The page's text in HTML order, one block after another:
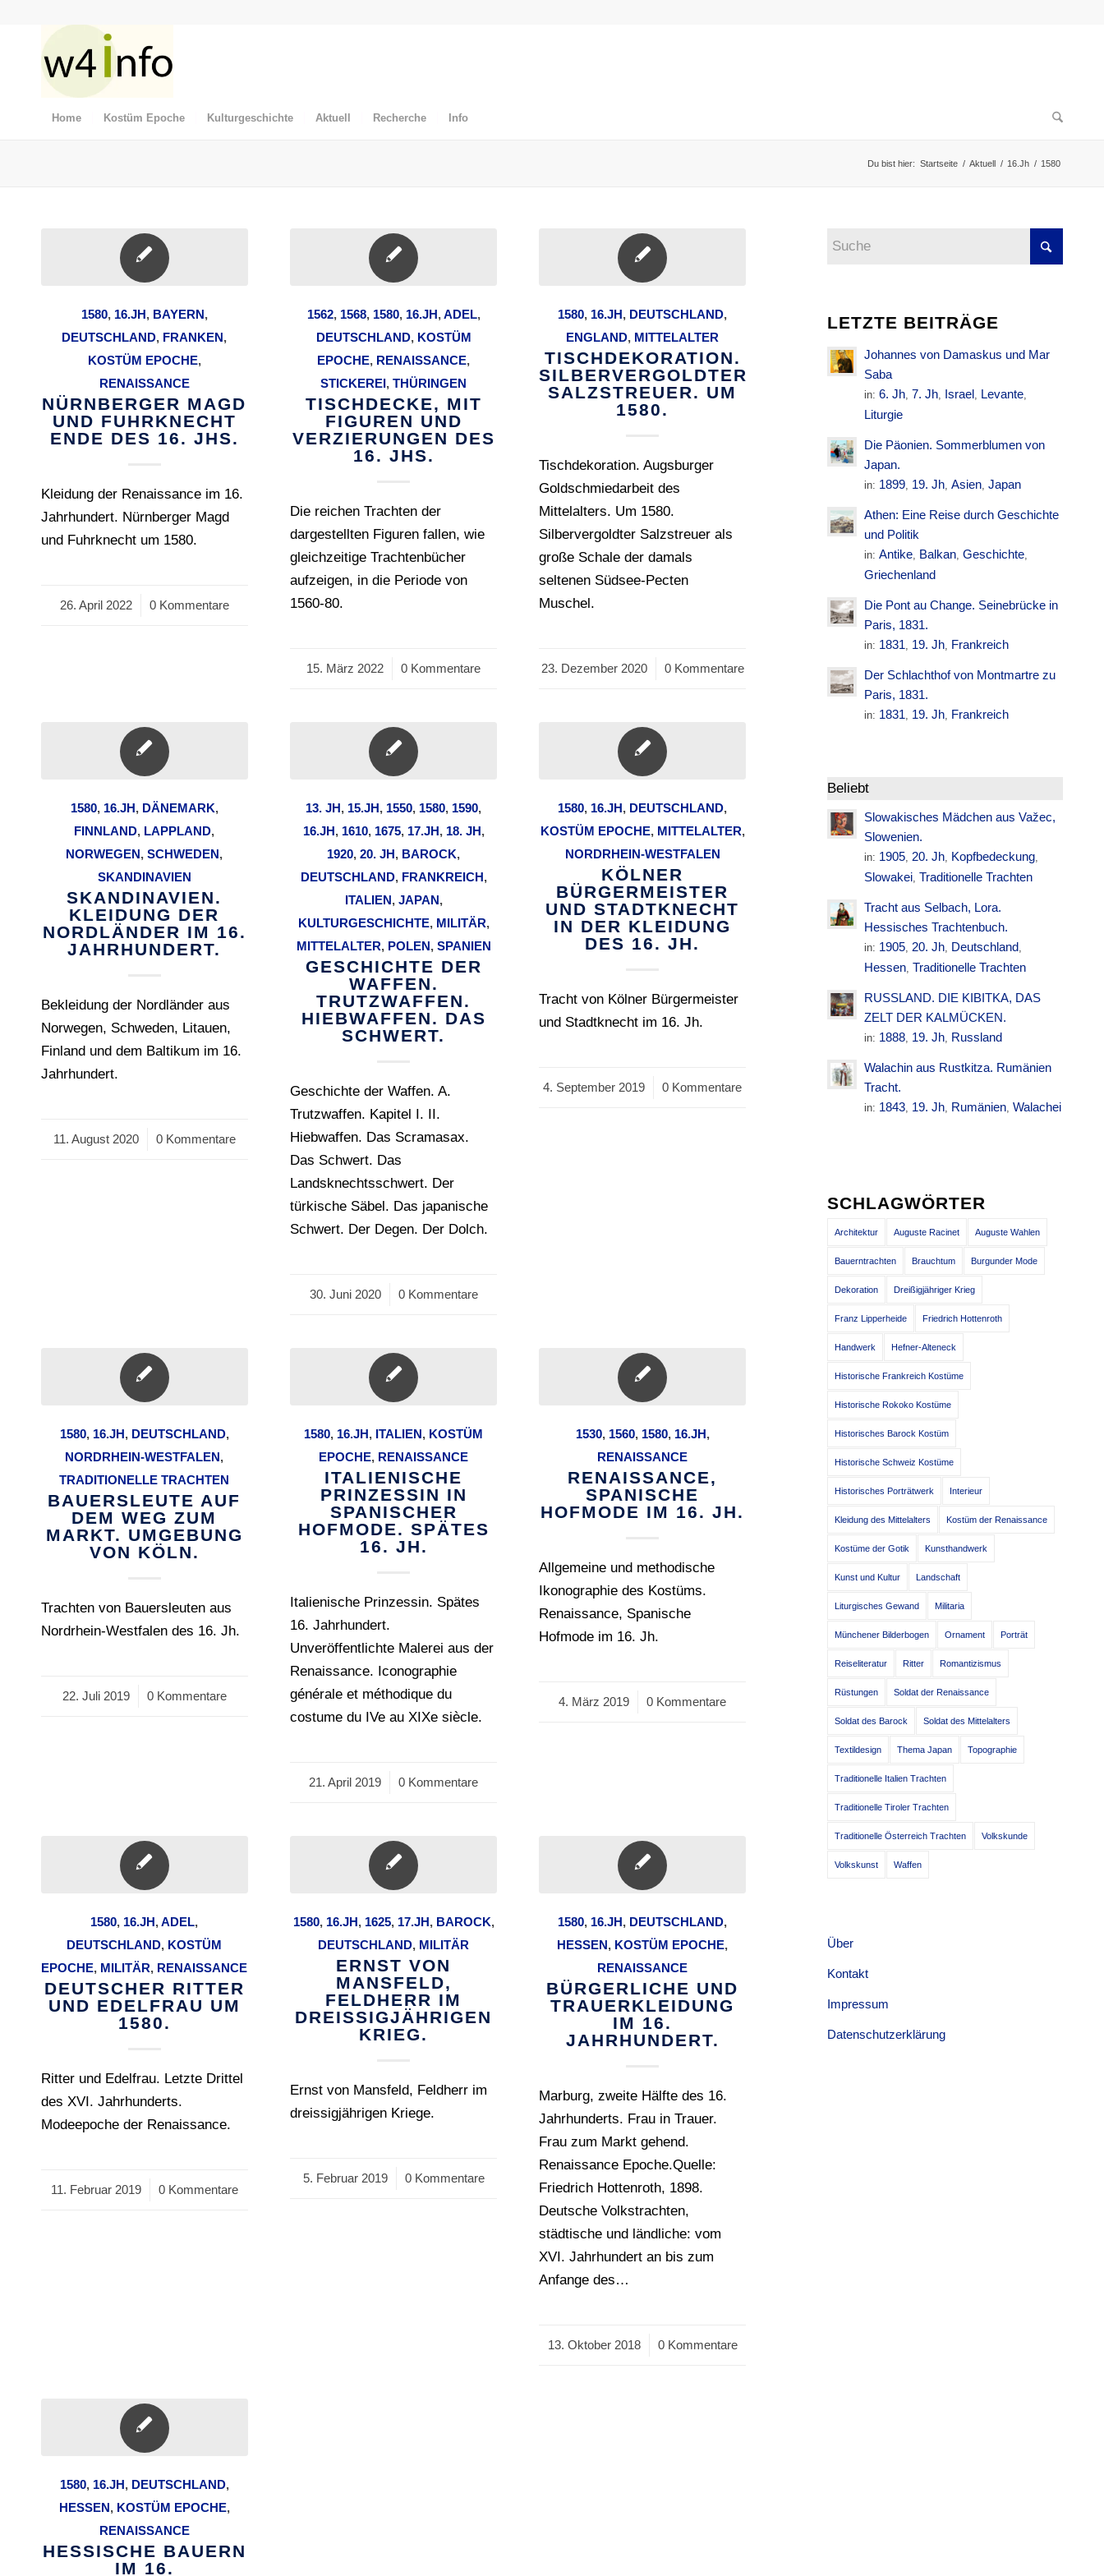
Home Kostüm Epoche Kulturgeschichte Aktuell Recherche Info
Du bist hier: Startseite / Aktuell / 16.Jh / 1580
1580, 16.JH, BAYERN,
DEUTSCHLAND, FRANKEN,
KOSTÜM EPOCHE,
RENAISSANCE
NÜRNBERGER MAGD
UND FUHRKNECHT
ENDE DES 16. JHS.
Kleidung der Renaissance im 16.
Jahrhundert. Nürnberger Magd
und Fuhrknecht um 1580.
26. April 2022
/ 0 Kommentare
1562, 1568, 1580, 16.JH,ADEL,
DEUTSCHLAND, KOSTÜM
EPOCHE, RENAISSANCE,
STICKEREI,THÜRINGEN
TISCHDECKE, MIT
FIGUREN UND
VERZIERUNGEN DES
16. JHS.
Die reichen Trachten der
dargestellten Figuren fallen, wie
gleichzeitige Trachtenbücher
aufzeigen, in die Periode von
1560-80.
15. März 2022
/ 0 Kommentare
1580, 16.JH, DEUTSCHLAND,
ENGLAND, MITTELALTER
TISCHDEKORATION.
SILBERVERGOLDTER
SALZSTREUER. UM
1580.
Tischdekoration. Augsburger
Goldschmiedarbeit des
Mittelalters. Um 1580.
Silbervergoldter Salzstreuer als
große Schale der damals
seltenen Südsee-Pecten
Muschel.
23. Dezember 2020
/ 0 Kommentare
1580, 16.JH, DÄNEMARK,
FINNLAND, LAPPLAND,
NORWEGEN,SCHWEDEN,
SKANDINAVIEN
SKANDINAVIEN.
KLEIDUNG DER
NORDLÄNDER IM 16.
JAHRHUNDERT.
Bekleidung der Nordländer aus
Norwegen, Schweden, Litauen,
Finland und dem Baltikum im 16.
Jahrhundert.
11. August 2020
/ 0 Kommentare
13. JH, 15.JH, 1550, 1580, 1590,
16.JH, 1610, 1675, 17.JH, 18. JH,
1920,20. JH, BAROCK,
DEUTSCHLAND, FRANKREICH,
ITALIEN, JAPAN,
KULTURGESCHICHTE, MILITÄR,
MITTELALTER, POLEN, SPANIEN
GESCHICHTE DER
WAFFEN.
TRUTZWAFFEN.
HIEBWAFFEN. DAS
SCHWERT.
Geschichte der Waffen. A.
Trutzwaffen. Kapitel I. II.
Hiebwaffen. Das Scramasax.
Das Schwert. Das
Landsknechtsschwert. Der
türkische Säbel. Das japanische
Schwert. Der Degen. Der Dolch.
30. Juni 2020
/ 0 Kommentare
1580, 16.JH, DEUTSCHLAND,
KOSTÜM EPOCHE, MITTELALTER,
NORDRHEIN-WESTFALEN
KÖLNER
BÜRGERMEISTER
UND STADTKNECHT
IN DER KLEIDUNG
DES 16. JH.
Tracht von Kölner Bürgermeister
und Stadtknecht im 16. Jh.
4. September 2019
/ 0 Kommentare
1580, 16.JH, DEUTSCHLAND,
NORDRHEIN-WESTFALEN,
TRADITIONELLE TRACHTEN
BAUERSLEUTE AUF
DEM WEG ZUM
MARKT. UMGEBUNG
VON KÖLN.
Trachten von Bauersleuten aus
Nordrhein-Westfalen des 16. Jh.
22. Juli 2019
/ 0 Kommentare
1580, 16.JH, ITALIEN, KOSTÜM
EPOCHE, RENAISSANCE
ITALIENISCHE
PRINZESSIN IN
SPANISCHER
HOFMODE. SPÄTES
16. JH.
Italienische Prinzessin. Spätes
16. Jahrhundert.
Unveröffentlichte Malerei aus der
Renaissance. Iconographie
générale et méthodique du
costume du IVe au XIXe siècle.
21. April 2019
/ 0 Kommentare
1530, 1560, 1580, 16.JH,
RENAISSANCE
RENAISSANCE,
SPANISCHE
HOFMODE IM 16. JH.
Allgemeine und methodische
Ikonographie des Kostüms.
Renaissance, Spanische
Hofmode im 16. Jh.
4. März 2019
/ 0 Kommentare
1580, 16.JH,ADEL,
DEUTSCHLAND, KOSTÜM
EPOCHE, MILITÄR, RENAISSANCE
DEUTSCHER RITTER
UND EDELFRAU UM
1580.
Ritter und Edelfrau. Letzte Drittel
des XVI. Jahrhunderts.
Modeepoche der Renaissance.
11. Februar 2019
/ 0 Kommentare
1580, 16.JH, 1625, 17.JH, BAROCK,
DEUTSCHLAND, MILITÄR
ERNST VON
MANSFELD,
FELDHERR IM
DREISSIGJÄHRIGEN
KRIEG.
Ernst von Mansfeld, Feldherr im
dreissigjährigen Kriege.
5. Februar 2019
/ 0 Kommentare
1580, 16.JH, DEUTSCHLAND,
HESSEN, KOSTÜM EPOCHE,
RENAISSANCE
BÜRGERLICHE UND
TRAUERKLEIDUNG
IM 16.
JAHRHUNDERT.
Marburg, zweite Hälfte des 16.
Jahrhunderts. Frau in Trauer.
Frau zum Markt gehend.
Renaissance Epoche.Quelle:
Friedrich Hottenroth, 1898.
Deutsche Volkstrachten,
städtische und ländliche: vom
XVI. Jahrhundert an bis zum
Anfange des…
13. Oktober 2018
/ 0 Kommentare
1580, 16.JH, DEUTSCHLAND,
HESSEN, KOSTÜM EPOCHE,
RENAISSANCE
HESSISCHE BAUERN
IM 16.
LETZTE BEITRÄGE
Johannes von Damaskus und Mar
Saba
in:6. Jh, 7. Jh, Israel, Levante,
Liturgie
Die Päonien. Sommerblumen von
Japan.
in: 1899, 19. Jh,Asien,Japan
Athen: Eine Reise durch Geschichte
und Politik
in:Antike, Balkan,Geschichte,
Griechenland
Die Pont au Change. Seinebrücke in
Paris, 1831.
in: 1831, 19. Jh, Frankreich
Der Schlachthof von Montmartre zu
Paris, 1831.
in: 1831, 19. Jh, Frankreich
Beliebt
Slowakisches Mädchen aus Važec,
Slowenien.
in: 1905,20. Jh, Kopfbedeckung,
Slowakei, Traditionelle Trachten
Tracht aus Selbach, Lora.
Hessisches Trachtenbuch.
in: 1905,20. Jh, Deutschland,
Hessen, Traditionelle Trachten
RUSSLAND. DIE KIBITKA, DAS
ZELT DER KALMÜCKEN.
in: 1888, 19. Jh, Russland
Walachin aus Rustkitza. Rumänien
Tracht.
in: 1843, 19. Jh, Rumänien,Walachei
SCHLAGWÖRTER
Architektur Auguste Racinet Auguste Wahlen
Bauerntrachten Brauchtum Burgunder Mode
Dekoration Dreißigjähriger Krieg
Franz Lipperheide Friedrich Hottenroth
Handwerk Hefner-Alteneck
Historische Frankreich Kostüme
Historische Rokoko Kostüme
Historisches Barock Kostüm
Historische Schweiz Kostüme
Historisches Porträtwerk Interieur
Kleidung des Mittelalters Kostüm der Renaissance
Kostüme der Gotik Kunsthandwerk
Kunst und Kultur Landschaft
Liturgisches Gewand Militaria
Münchener Bilderbogen Ornament Porträt
Reiseliteratur Ritter Romantizismus
Rüstungen Soldat der Renaissance
Soldat des Barock Soldat des Mittelalters
Textildesign Thema Japan Topographie
Traditionelle Italien Trachten
Traditionelle Tiroler Trachten
Traditionelle Österreich Trachten Volkskunde
Volkskunst Waffen
Über
Kontakt
Impressum
Datenschutzerklärung